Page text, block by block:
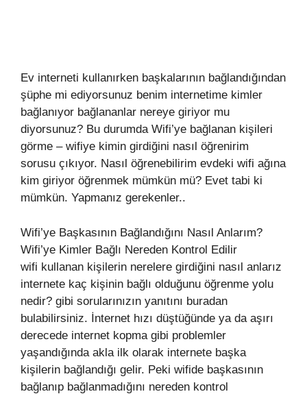
Ev interneti kullanırken başkalarının bağlandığından
şüphe mi ediyorsunuz benim internetime kimler
bağlanıyor bağlananlar nereye giriyor mu
diyorsunuz? Bu durumda Wifi’ye bağlanan kişileri
görme – wifiye kimin girdiğini nasıl öğrenirim
sorusu çıkıyor. Nasıl öğrenebilirim evdeki wifi ağına
kim giriyor öğrenmek mümkün mü? Evet tabi ki
mümkün. Yapmanız gerekenler..
Wifi’ye Başkasının Bağlandığını Nasıl Anlarım?
Wifi’ye Kimler Bağlı Nereden Kontrol Edilir
wifi kullanan kişilerin nerelere girdiğini nasıl anlarız
internete kaç kişinin bağlı olduğunu öğrenme yolu
nedir? gibi sorularınızın yanıtını buradan
bulabilirsiniz. İnternet hızı düştüğünde ya da aşırı
derecede internet kopma gibi problemler
yaşandığında akla ilk olarak internete başka
kişilerin bağlandığı gelir. Peki wifide başkasının
bağlanıp bağlanmadığını nereden kontrol